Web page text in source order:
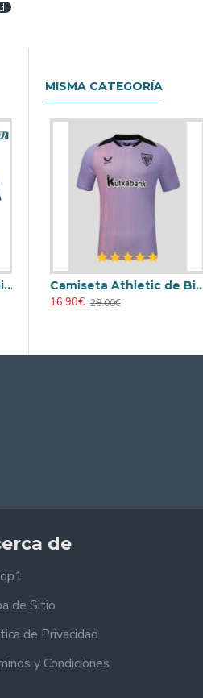
Camiseta Calidad Premium MODRIĆ 10 Real Madrid Away 2025/26
MISMA CATEGORÍA
Camiseta Athletic de Bilbao 2024/2025 Alternativo
16.90€
28.00€
de
de Sitio
de Privacidad
y Condiciones